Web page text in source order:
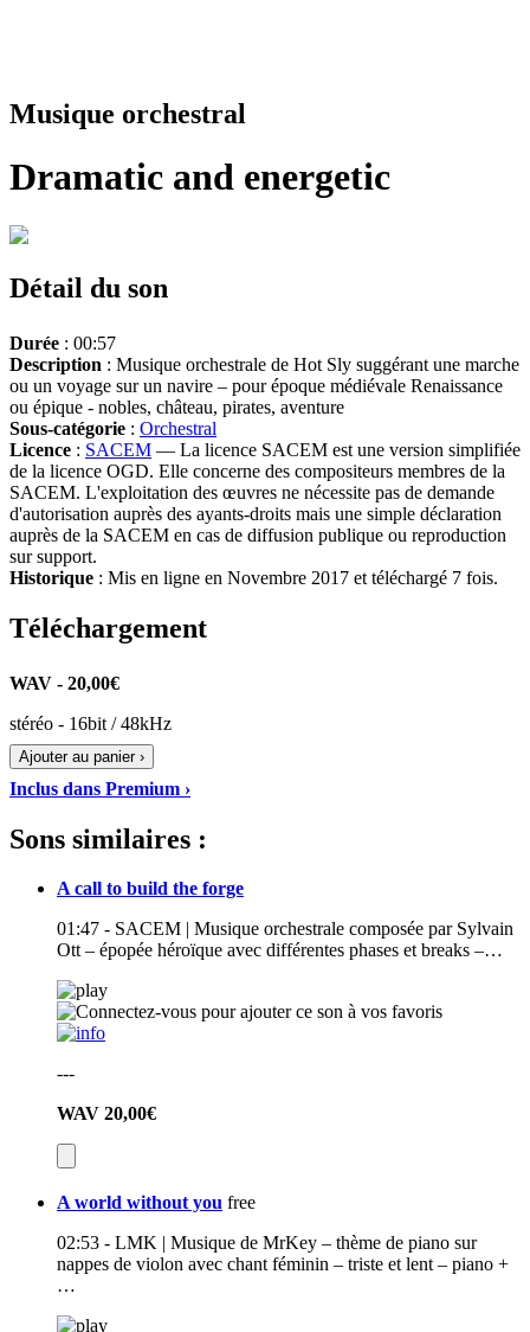
Musique orchestral
Dramatic and energetic
Détail du son
Durée : 00:57
Description : Musique orchestrale de Hot Sly suggérant une marche
ou un voyage sur un navire – pour époque médiévale Renaissance
ou épique - nobles, château, pirates, aventure
Sous-catégorie : Orchestral
Licence : SACEM — La licence SACEM est une version simplifiée
de la licence OGD. Elle concerne des compositeurs membres de la
SACEM. L'exploitation des œuvres ne nécessite pas de demande
d'autorisation auprès des ayants-droits mais une simple déclaration
auprès de la SACEM en cas de diffusion publique ou reproduction
sur support.
Historique : Mis en ligne en Novembre 2017 et téléchargé 7 fois.
Téléchargement
WAV - 20,00€
stéréo - 16bit / 48kHz
Ajouter au panier ›
Inclus dans Premium ›
Sons similaires :
A call to build the forge
01:47 - SACEM | Musique orchestrale composée par Sylvain
Ott – épopée héroïque avec différentes phases et breaks –…
---
WAV 20,00€
A world without you free
02:53 - LMK | Musique de MrKey – thème de piano sur
nappes de violon avec chant féminin – triste et lent – piano +
…